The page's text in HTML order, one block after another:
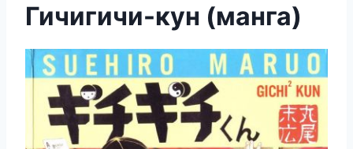
Гичигичи-кун (манга)